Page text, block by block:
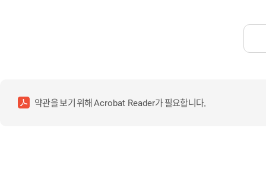
약관을 보기 위해Acrobat Reader가 필요합니다.